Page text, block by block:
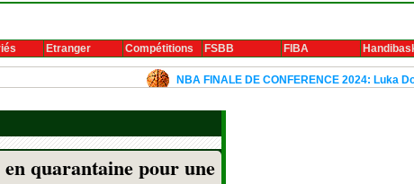
Etranger Compétitions FSBB FIBA
NBA FINALE DE CONFERENCE 2024: Luka
quarantaine pour une